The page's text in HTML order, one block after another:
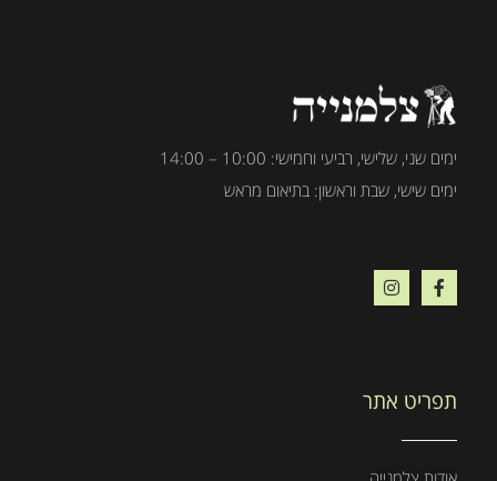
ימים שני, שלישי, רביעי וחמישי: 10:00 – 14:00
ימים שישי, שבת וראשון: בתיאום מראש
תפריט אתר